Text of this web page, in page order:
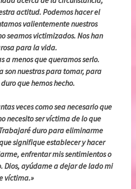
actitud. Podemos hacer el
valientemente nuestros
seamos victimizados. Nos han
para la vida.
a menos que queramos serlo.
son nuestras para tomar, para
que hemos hecho.
veces como sea necesario que
necesito ser víctima de lo que
duro para eliminarme
signifique establecer y hacer
enfrentar mis sentimientos o
Dios, ayúdame a dejar de lado mi
víctima.»